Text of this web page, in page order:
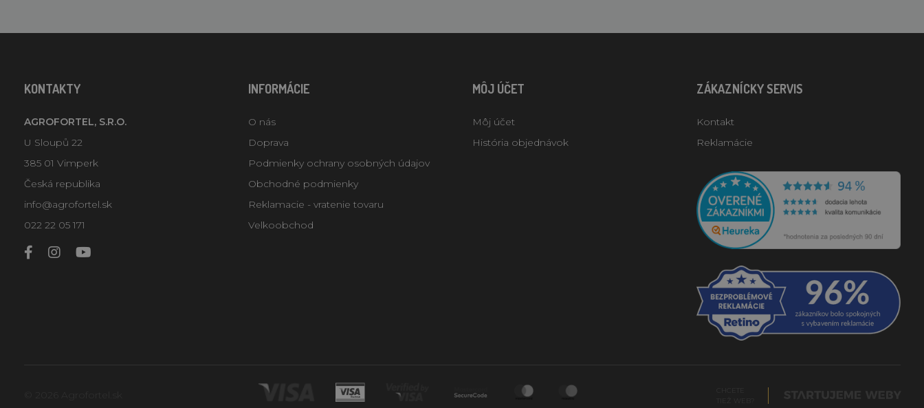
KONTAKTY
AGROFORTEL, S.R.O.
U Sloupů 22
385 01 Vimperk
Česká republika
info@agrofortel.sk
022 22 05 171
INFORMÁCIE
O nás
Doprava
Podmienky ochrany osobných údajov
Obchodné podmienky
Reklamacie - vratenie tovaru
Velkoobchod
MÔJ ÚČET
Môj účet
História objednávok
ZÁKAZNÍCKY SERVIS
Kontakt
Reklamácie